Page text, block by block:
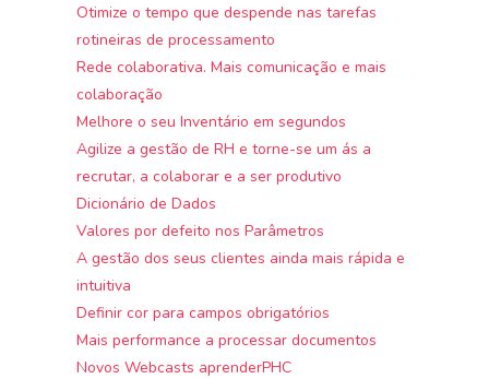
Otimize o tempo que despende nas tarefas
rotineiras de processamento
Rede colaborativa. Mais comunicação e mais
colaboração
Melhore o seu Inventário em segundos
Agilize a gestão de RH e torne-se um ás a
recrutar, a colaborar e a ser produtivo
Dicionário de Dados
Valores por defeito nos Parâmetros
A gestão dos seus clientes ainda mais rápida e
intuitiva
Definir cor para campos obrigatórios
Mais performance a processar documentos
Novos Webcasts aprenderPHC